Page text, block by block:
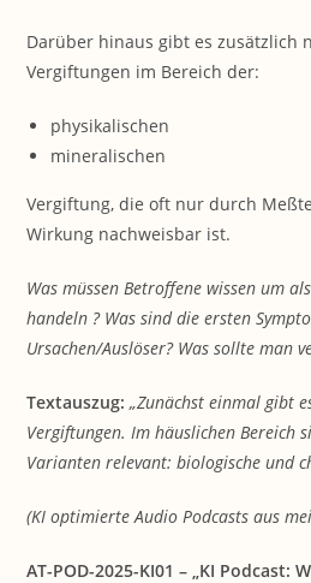
Darüber hinaus gibt es zusätzlich
Vergiftungen im Bereich der:
physikalischen
mineralischen
Vergiftung, die oft nur durch
Wirkung nachweisbar ist.
Was müssen Betroffene wissen um
handeln ? Was sind die ersten
Ursachen/Auslöser? Was sollte man
Textauszug: „Zunächst einmal gibt
Vergiftungen. Im häuslichen Bereich
Varianten relevant: biologische und
(KI optimierte Audio Podcasts aus
AT-POD-2025-KI01 – „KI Podcast: